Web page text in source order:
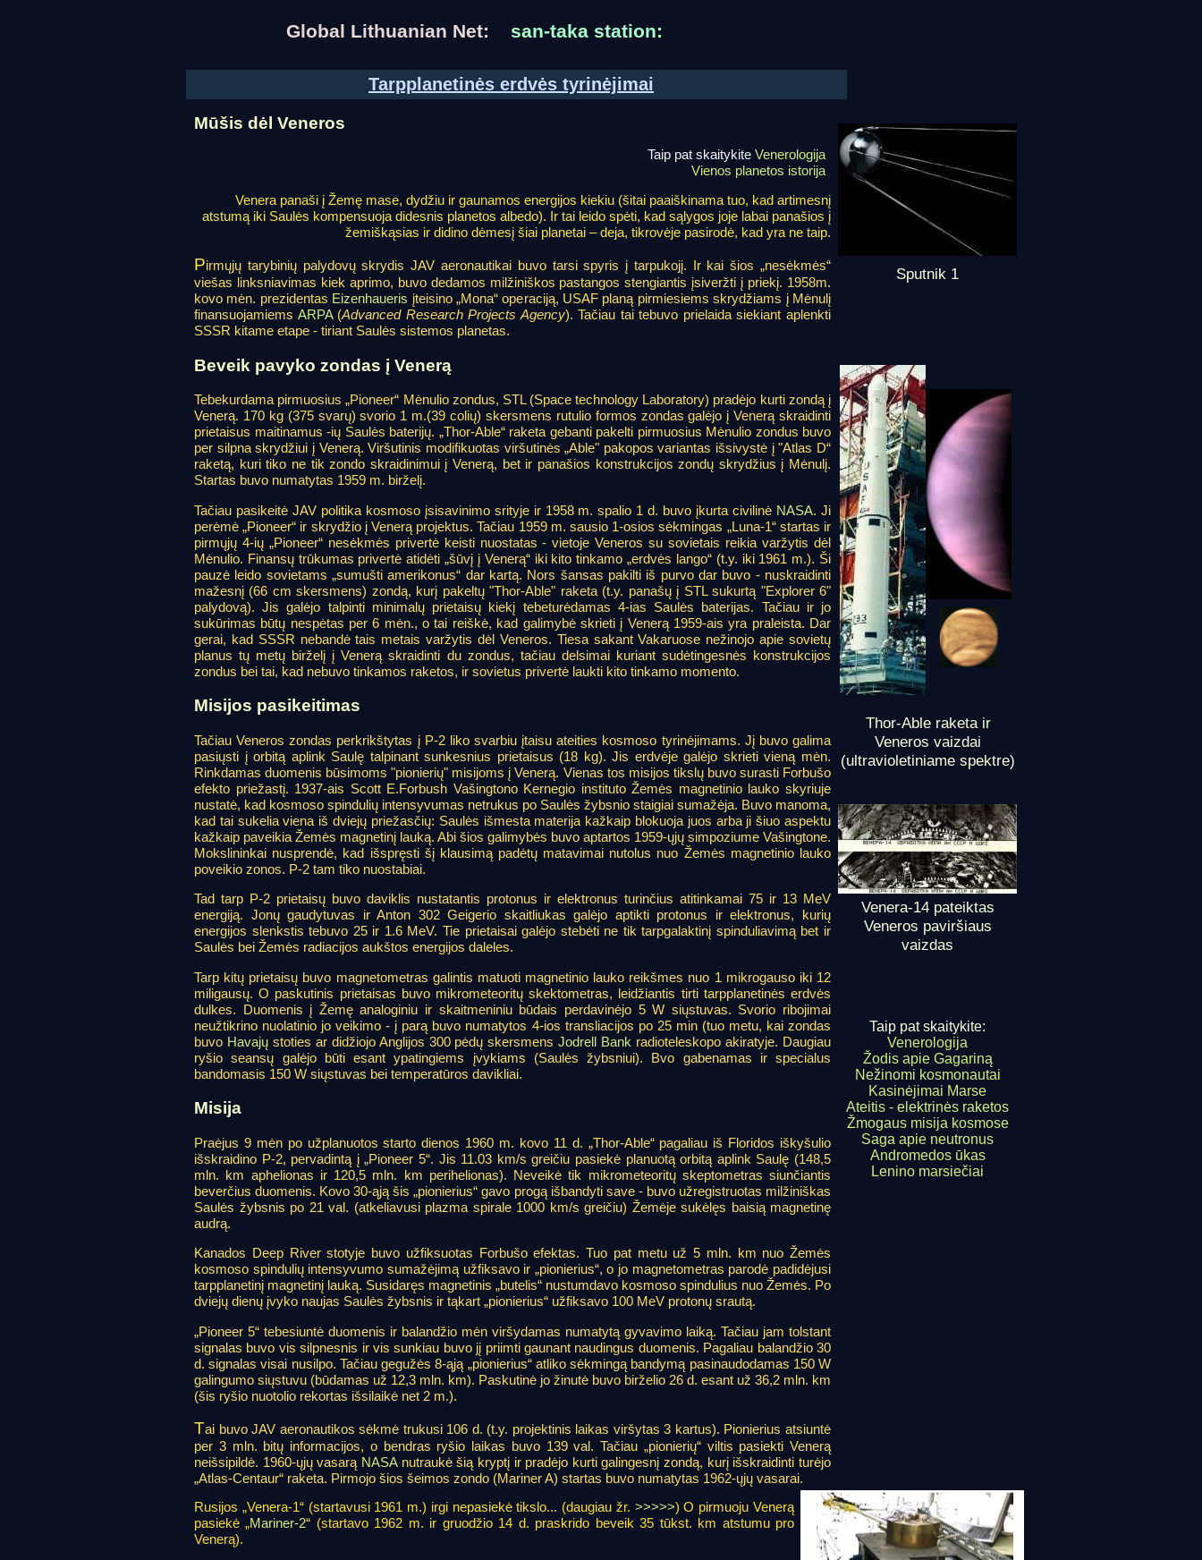
Global Lithuanian Net: san-taka station:
Tarpplanetinės erdvės tyrinėjimai
Mūšis dėl Veneros
Taip pat skaitykite Venerologija
Vienos planetos istorija
Venera panaši į Žemę mase, dydžiu ir gaunamos energijos kiekiu (šitai paaiškinama tuo, kad artimesnį
atstumą iki Saulės kompensuoja didesnis planetos albedo). Ir tai leido spėti, kad sąlygos joje labai panašios į
žemiškąsias ir didino dėmesį šiai planetai – deja, tikrovėje pasirodė, kad yra ne taip.
Pirmųjų tarybinių palydovų skrydis JAV aeronautikai buvo tarsi spyris į tarpukojį. Ir kai šios „nesėkmės“
viešas linksniavimas kiek aprimo, buvo dedamos milžiniškos pastangos stengiantis įsiveržti į priekį. 1958m.
kovo mėn. prezidentas Eizenhaueris įteisino „Mona“ operaciją, USAF planą pirmiesiems skrydžiams į Mėnulį
finansuojamiems ARPA(Advanced Research Projects Agency). Tačiau tai tebuvo prielaida siekiant aplenkti
SSSR kitame etape - tiriant Saulės sistemos planetas.
Beveik pavyko zondas į Venerą
Tebekurdama pirmuosius „Pioneer“ Mėnulio zondus, STL (Space technology Laboratory) pradėjo kurti zondą į
Venerą. 170 kg (375 svarų) svorio 1 m.(39 colių) skersmens rutulio formos zondas galėjo į Venerą skraidinti
prietaisus maitinamus -ių Saulės baterijų. „Thor-Able“ raketa gebanti pakelti pirmuosius Mėnulio zondus buvo
per silpna skrydžiui į Venerą. Viršutinis modifikuotas viršutinės „Able" pakopos variantas išsivystė į "Atlas D“
raketą, kuri tiko ne tik zondo skraidinimui į Venerą, bet ir panašios konstrukcijos zondų skrydžius į Mėnulį.
Startas buvo numatytas 1959 m. birželį.
Tačiau pasikeitė JAV politika kosmoso įsisavinimo srityje ir 1958 m. spalio 1 d. buvo įkurta civilinė NASA. Ji
perėmė „Pioneer“ ir skrydžio į Venerą projektus. Tačiau 1959 m. sausio 1-osios sėkmingas „Luna-1“ startas ir
pirmųjų 4-ių „Pioneer“ nesėkmės privertė keisti nuostatas - vietoje Veneros su sovietais reikia varžytis dėl
Mėnulio. Finansų trūkumas privertė atidėti „šūvį į Venerą“ iki kito tinkamo „erdvės lango“ (t.y. iki 1961 m.). Ši
pauzė leido sovietams „sumušti amerikonus“ dar kartą. Nors šansas pakilti iš purvo dar buvo - nuskraidinti
mažesnį (66 cm skersmens) zondą, kurį pakeltų "Thor-Able" raketa (t.y. panašų į STL sukurtą "Explorer 6"
palydovą). Jis galėjo talpinti minimalų prietaisų kiekį tebeturėdamas 4-ias Saulės baterijas. Tačiau ir jo
sukūrimas būtų nespėtas per 6 mėn., o tai reiškė, kad galimybė skrieti į Venerą 1959-ais yra praleista. Dar
gerai, kad SSSR nebandė tais metais varžytis dėl Veneros. Tiesa sakant Vakaruose nežinojo apie sovietų
planus tų metų birželį į Venerą skraidinti du zondus, tačiau delsimai kuriant sudėtingesnės konstrukcijos
zondus bei tai, kad nebuvo tinkamos raketos, ir sovietus privertė laukti kito tinkamo momento.
Misijos pasikeitimas
Tačiau Veneros zondas perkrikštytas į P-2 liko svarbiu įtaisu ateities kosmoso tyrinėjimams. Jį buvo galima
pasiųsti į orbitą aplink Saulę talpinant sunkesnius prietaisus (18 kg). Jis erdvėje galėjo skrieti vieną mėn.
Rinkdamas duomenis būsimoms "pionierių" misijoms į Venerą. Vienas tos misijos tikslų buvo surasti Forbušo
efekto priežastį. 1937-ais Scott E.Forbush Vašingtono Kernegio instituto Žemės magnetinio lauko skyriuje
nustatė, kad kosmoso spindulių intensyvumas netrukus po Saulės žybsnio staigiai sumažėja. Buvo manoma,
kad tai sukelia viena iš dviejų priežasčių: Saulės išmesta materija kažkaip blokuoja juos arba ji šiuo aspektu
kažkaip paveikia Žemės magnetinį lauką. Abi šios galimybės buvo aptartos 1959-ųjų simpoziume Vašingtone.
Mokslininkai nusprendė, kad išspręsti šį klausimą padėtų matavimai nutolus nuo Žemės magnetinio lauko
poveikio zonos. P-2 tam tiko nuostabiai.
Tad tarp P-2 prietaisų buvo daviklis nustatantis protonus ir elektronus turinčius atitinkamai 75 ir 13 MeV
energiją. Jonų gaudytuvas ir Anton 302 Geigerio skaitliukas galėjo aptikti protonus ir elektronus, kurių
energijos slenkstis tebuvo 25 ir 1.6 MeV. Tie prietaisai galėjo stebėti ne tik tarpgalaktinį spinduliavimą bet ir
Saulės bei Žemės radiacijos aukštos energijos daleles.
Tarp kitų prietaisų buvo magnetometras galintis matuoti magnetinio lauko reikšmes nuo 1 mikrogauso iki 12
miligausų. O paskutinis prietaisas buvo mikrometeoritų skektometras, leidžiantis tirti tarpplanetinės erdvės
dulkes. Duomenis į Žemę analoginiu ir skaitmeniniu būdais perdavinėjo 5 W siųstuvas. Svorio ribojimai
neužtikrino nuolatinio jo veikimo - į parą buvo numatytos 4-ios transliacijos po 25 min (tuo metu, kai zondas
buvo Havajųstoties ar didžiojo Anglijos 300 pėdų skersmensJodrell Bank radioteleskopo akiratyje. Daugiau
ryšio seansų galėjo būti esant ypatingiems įvykiams (Saulės žybsniui). Bvo gabenamas ir specialus
bandomasis 150 W siųstuvas bei temperatūros davikliai.
Misija
Praėjus 9 mėn po užplanuotos starto dienos 1960 m. kovo 11 d. „Thor-Able“ pagaliau iš Floridos iškyšulio
išskraidino P-2, pervadintą į „Pioneer 5“. Jis 11.03 km/s greičiu pasiekė planuotą orbitą aplink Saulę (148,5
mln. km aphelionas ir 120,5 mln. km perihelionas). Neveikė tik mikrometeoritų skeptometras siunčiantis
beverčius duomenis. Kovo 30-ąją šis „pionierius“ gavo progą išbandyti save - buvo užregistruotas milžiniškas
Saulės žybsnis po 21 val. (atkeliavusi plazma spirale 1000 km/s greičiu) Žemėje sukėlęs baisią magnetinę
audrą.
Kanados Deep River stotyje buvo užfiksuotas Forbušo efektas. Tuo pat metu už 5 mln. km nuo Žemės
kosmoso spindulių intensyvumo sumažėjimą užfiksavo ir „pionierius“, o jo magnetometras parodė padidėjusi
tarpplanetinį magnetinį lauką. Susidaręs magnetinis „butelis“ nustumdavo kosmoso spindulius nuo Žemės. Po
dviejų dienų įvyko naujas Saulės žybsnis ir tąkart „pionierius“ užfiksavo 100 MeV protonų srautą.
„Pioneer 5“ tebesiuntė duomenis ir balandžio mėn viršydamas numatytą gyvavimo laiką. Tačiau jam tolstant
signalas buvo vis silpnesnis ir vis sunkiau buvo jį priimti gaunant naudingus duomenis. Pagaliau balandžio 30
d. signalas visai nusilpo. Tačiau gegužės 8-ąją „pionierius“ atliko sėkmingą bandymą pasinaudodamas 150 W
galingumo siųstuvu (būdamas už 12,3 mln. km). Paskutinė jo žinutė buvo birželio 26 d. esant už 36,2 mln. km
(šis ryšio nuotolio rekortas išsilaikė net 2 m.).
Tai buvo JAV aeronautikos sėkmė trukusi 106 d. (t.y. projektinis laikas viršytas 3 kartus). Pionierius atsiuntė
per 3 mln. bitų informacijos, o bendras ryšio laikas buvo 139 val. Tačiau „pionierių“ viltis pasiekti Venerą
neišsipildė. 1960-ųjų vasarą NASAnutraukė šią kryptį ir pradėjo kurti galingesnį zondą, kurį išskraidinti turėjo
„Atlas-Centaur“ raketa. Pirmojo šios šeimos zondo (Mariner A) startas buvo numatytas 1962-ųjų vasarai.
Sputnik 1
Thor-Able raketa ir
Veneros vaizdai
(ultravioletiniame spektre)
Venera-14 pateiktas
Veneros paviršiaus
vaizdas
Taip pat skaitykite:
Venerologija
Žodis apie Gagariną
Nežinomi kosmonautai
Kasinėjimai Marse
Ateitis - elektrinės raketos
Žmogaus misija kosmose
Saga apie neutronus
Andromedos ūkas
Lenino marsiečiai
Rusijos „Venera-1“ (startavusi 1961 m.) irgi nepasiekė tikslo... (daugiau žr. >>>>>) O pirmuoju Venerą
pasiekė „Mariner-2“ (startavo 1962 m. ir gruodžio 14 d. praskrido beveik 35 tūkst. km atstumu pro
Venerą).